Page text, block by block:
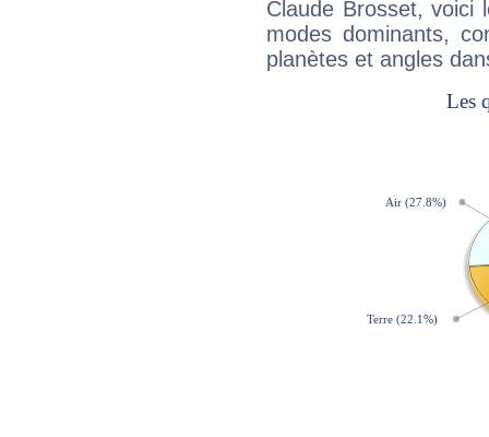
Claude Brosset, voici
modes dominants,
planètes et angles